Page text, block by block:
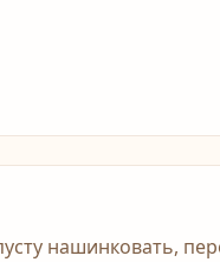
нашинковать,